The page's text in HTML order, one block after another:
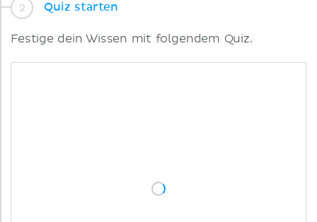
Quiz starten
Festige dein Wissen mit folgendem Quiz.